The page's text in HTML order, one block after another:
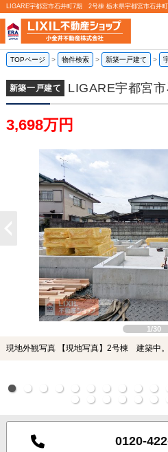
TOPページ > 物件検索 > 新築一戸建て >
新築一戸建て LIGARE宇都宮
3,698万円
1/30
現地外観写真 【現地写真】2号棟 建築中。
0120-